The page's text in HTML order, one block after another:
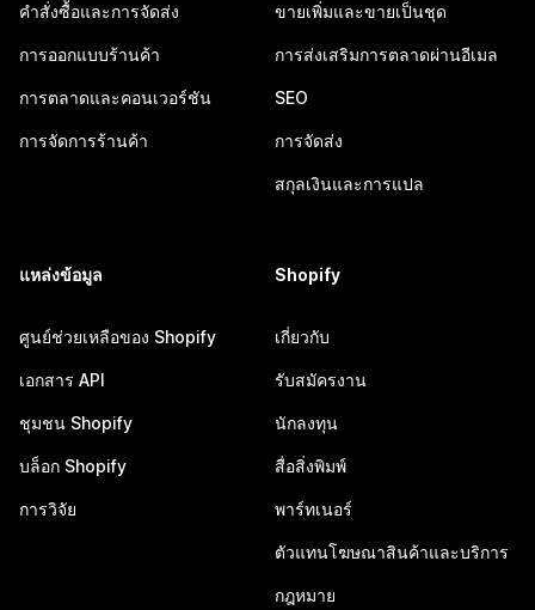
คำสั่งซื้อและการจัดส่ง
การออกแบบร้านค้า
การตลาดและคอนเวอร์ชัน
การจัดการร้านค้า
ขายเพิ่มและขายเป็นชุด
การส่งเสริมการตลาดผ่านอีเมล
SEO
การจัดส่ง
สกุลเงินและการแปล
แหล่งข้อมูล
ศูนย์ช่วยเหลือของ Shopify
เอกสาร API
ชุมชน Shopify
บล็อก Shopify
การวิจัย
Shopify
เกี่ยวกับ
รับสมัครงาน
นักลงทุน
สื่อสิ่งพิมพ์
พาร์ทเนอร์
ตัวแทนโฆษณาสินค้าและบริการ
กฎหมาย